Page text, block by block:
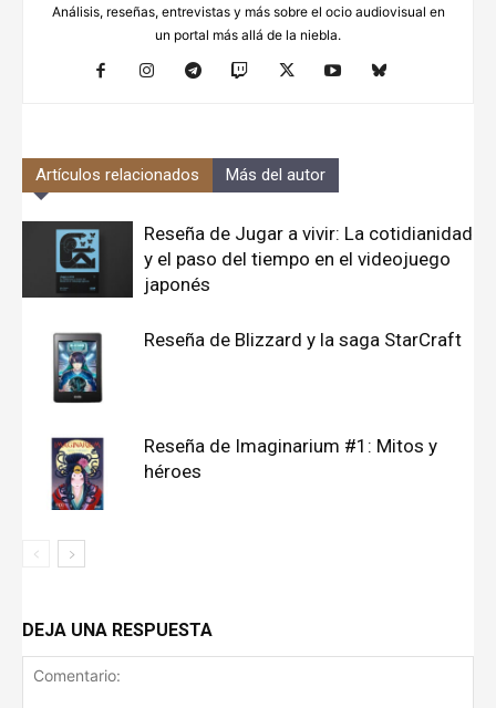
Análisis, reseñas, entrevistas y más sobre el ocio audiovisual en
un portal más allá de la niebla.
Artículos relacionados Más del autor
Reseña de Jugar a vivir: La cotidianidad
y el paso del tiempo en el videojuego
japonés
Reseña de Blizzard y la saga StarCraft
Reseña de Imaginarium #1: Mitos y
héroes
DEJA UNA RESPUESTA